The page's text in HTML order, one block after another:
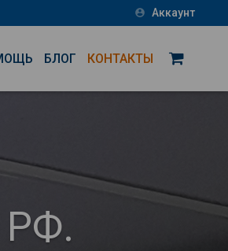
account_circle Аккаунт
БЛОГ КОНТАКТЫ
РФ.